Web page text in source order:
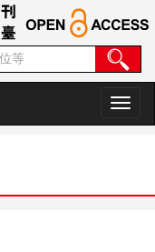
切
换